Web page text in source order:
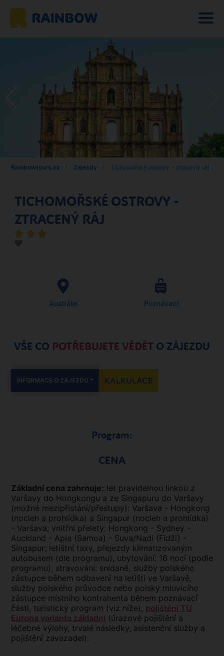
Rainbowtours.cz Zájezdy
TICHOMOŘSKÉ OSTROVY -
ZTRACENÝ RÁJ
Austrálie Poznávací
VŠE CO POTŘEBUJETE VĚDĚT O ZÁJEZDU
INFORMACE O ZÁJEZDU KALKULACE
Program:
CENA
Základní cena zahrnuje: let pravidelnou linkou z
Varšavy do Hongkongu a ze Singapuru do Varšavy
(možné mezipřistání/přestupy): Varšava - Hongkong
(nocleh a prohlídka) a Singapur (nocleh a prohlídka)
- Varšava; vnitřní přelety: Hongkong - Sydney -
Auckland - Apia (Samoa) - Suva/Nadi (Fidži) -
Singapur; letištní taxy, přejezdy klimatizovaným
autobusem (dle programu), ubytování: 16 nocí (podle
programu), stravování: snídaně, služby polského
zástupce během odbavení na letišti ve Varšavě,
služby polského průvodce nebo polsky mluvícího
zástupce místního kontrahenta během poznávací
části, turistický program (viz níže), pojištění TU
Europa varianta základní (úrazové pojištění a
léčebné výlohy, trvalé následky, asistenční služby a
pojištění zavazadel).